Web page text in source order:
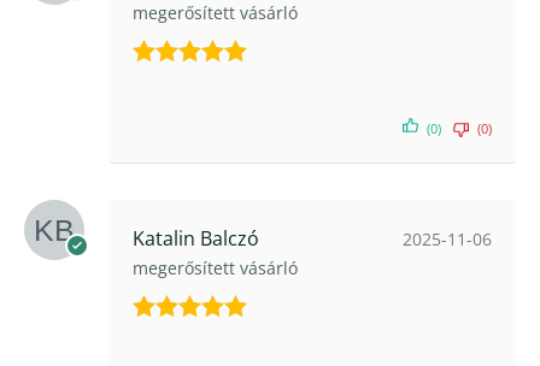
megerősített vásárló
(0) (0)
Katalin Balczó
megerősített vásárló
2025-11-06